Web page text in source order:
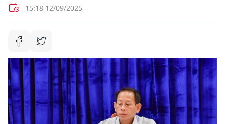
15:18 12/09/2025